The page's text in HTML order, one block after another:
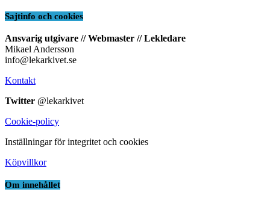
Sajtinfo och cookies
Ansvarig utgivare // Webmaster // Lekledare
Mikael Andersson
info@lekarkivet.se
Kontakt
Twitter @lekarkivet
Cookie-policy
Inställningar för integritet och cookies
Köpvillkor
Om innehållet